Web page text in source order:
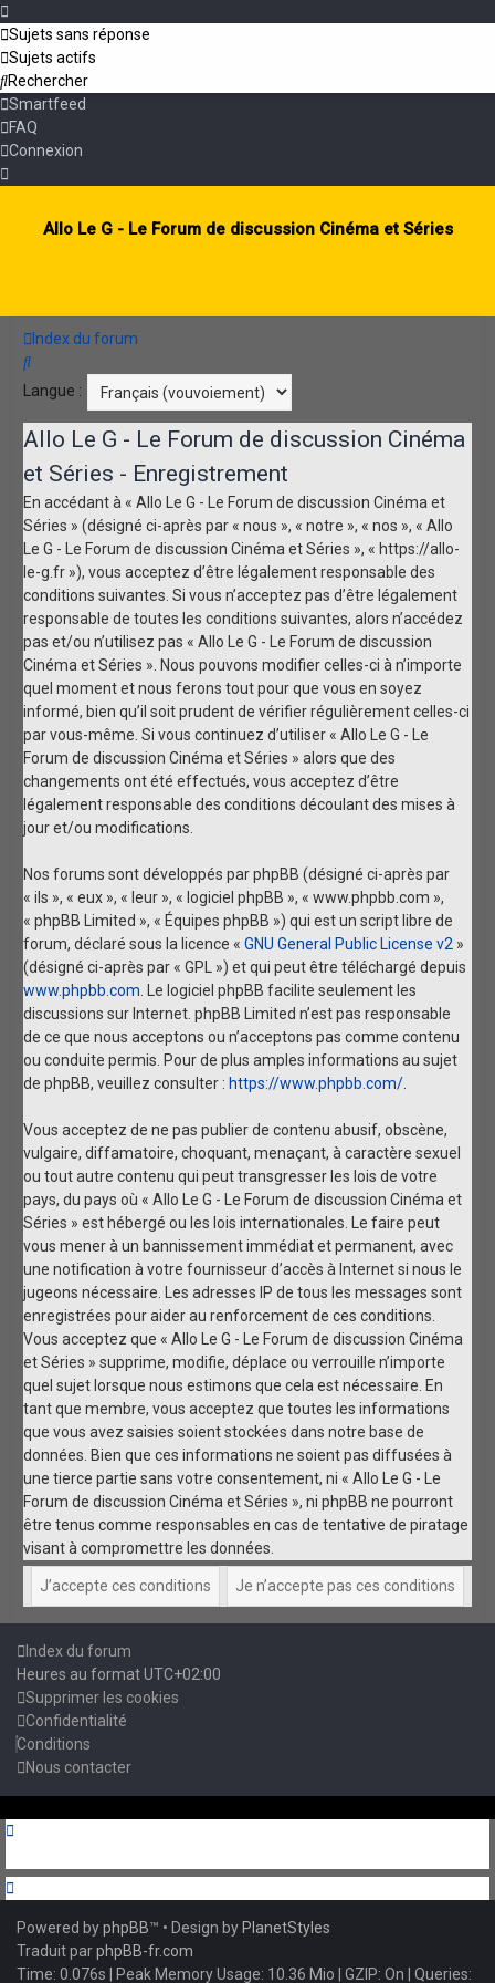
Sujets sans réponse
Sujets actifs
Rechercher
Smartfeed
FAQ
Connexion
Allo Le G - Le Forum de discussion Cinéma et Séries
Index du forum
Rechercher
Langue :
Allo Le G - Le Forum de discussion Cinéma
et Séries - Enregistrement
En accédant à « Allo Le G - Le Forum de discussion Cinéma et
Séries » (désigné ci-après par « nous », « notre », « nos », « Allo
Le G - Le Forum de discussion Cinéma et Séries », « https://allo-
le-g.fr »), vous acceptez d’être légalement responsable des
conditions suivantes. Si vous n’acceptez pas d’être légalement
responsable de toutes les conditions suivantes, alors n’accédez
pas et/ou n’utilisez pas « Allo Le G - Le Forum de discussion
Cinéma et Séries ». Nous pouvons modifier celles-ci à n’importe
quel moment et nous ferons tout pour que vous en soyez
informé, bien qu’il soit prudent de vérifier régulièrement celles-ci
par vous-même. Si vous continuez d’utiliser « Allo Le G - Le
Forum de discussion Cinéma et Séries » alors que des
changements ont été effectués, vous acceptez d’être
légalement responsable des conditions découlant des mises à
jour et/ou modifications.
Nos forums sont développés par phpBB (désigné ci-après par
« ils », « eux », « leur », « logiciel phpBB », « www.phpbb.com »,
« phpBB Limited », « Équipes phpBB ») qui est un script libre de
forum, déclaré sous la licence «GNU General Public License v2 »
(désigné ci-après par « GPL ») et qui peut être téléchargé depuis
www.phpbb.com . Le logiciel phpBB facilite seulement les
discussions sur Internet. phpBB Limited n’est pas responsable
de ce que nous acceptons ou n’acceptons pas comme contenu
ou conduite permis. Pour de plus amples informations au sujet
de phpBB, veuillez consulter :https://www.phpbb.com/
Vous acceptez de ne pas publier de contenu abusif, obscène,
vulgaire, diffamatoire, choquant, menaçant, à caractère sexuel
ou tout autre contenu qui peut transgresser les lois de votre
pays, du pays où « Allo Le G - Le Forum de discussion Cinéma et
Séries » est hébergé ou les lois internationales. Le faire peut
vous mener à un bannissement immédiat et permanent, avec
une notification à votre fournisseur d’accès à Internet si nous le
jugeons nécessaire. Les adresses IP de tous les messages sont
enregistrées pour aider au renforcement de ces conditions.
Vous acceptez que « Allo Le G - Le Forum de discussion Cinéma
et Séries » supprime, modifie, déplace ou verrouille n’importe
quel sujet lorsque nous estimons que cela est nécessaire. En
tant que membre, vous acceptez que toutes les informations
que vous avez saisies soient stockées dans notre base de
données. Bien que ces informations ne soient pas diffusées à
une tierce partie sans votre consentement, ni « Allo Le G - Le
Forum de discussion Cinéma et Séries », ni phpBB ne pourront
être tenus comme responsables en cas de tentative de piratage
visant à compromettre les données.
Index du forum
Heures au formatUTC+02:00
Supprimer les cookies
Confidentialité
Conditions
Nous contacter
Powered byphpBB™ • Design byPlanetStyles
Traduit parphpBB-fr.com
Time: 0.076s | Peak Memory Usage: 10.36 Mio | GZIP: On | Queries: